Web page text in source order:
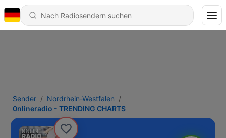
Sender
Nordrhein-Westfalen
0nlineradio - TRENDING CHARTS